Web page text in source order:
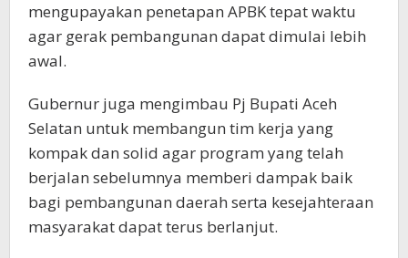
mengupayakan penetapan APBK tepat waktu
agar gerak pembangunan dapat dimulai lebih
awal.
Gubernur juga mengimbau Pj Bupati Aceh
Selatan untuk membangun tim kerja yang
kompak dan solid agar program yang telah
berjalan sebelumnya memberi dampak baik
bagi pembangunan daerah serta kesejahteraan
masyarakat dapat terus berlanjut.